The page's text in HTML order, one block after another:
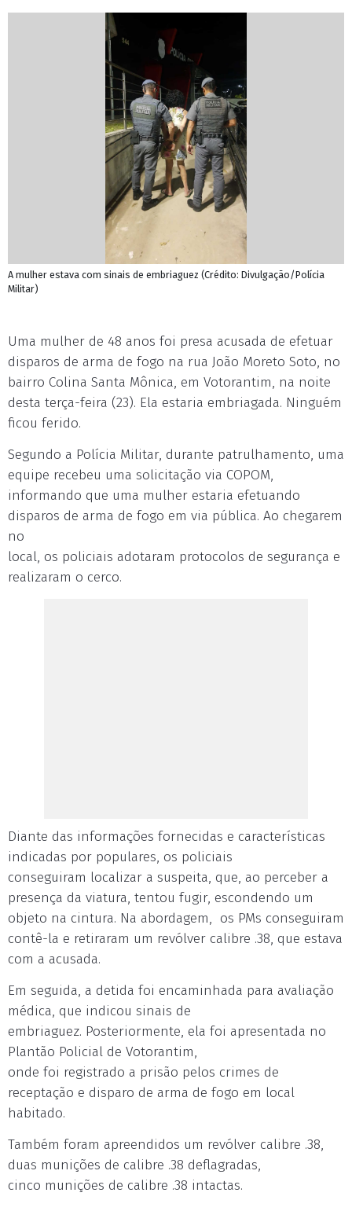
A mulher estava com sinais de embriaguez (Crédito: Divulgação/Polícia
Militar)
Uma mulher de 48 anos foi presa acusada de efetuar
disparos de arma de fogo na rua João Moreto Soto, no
bairro Colina Santa Mônica, em Votorantim, na noite
desta terça-feira (23). Ela estaria embriagada. Ninguém
ficou ferido.
Segundo a Polícia Militar, durante patrulhamento, uma
equipe recebeu uma solicitação via COPOM,
informando que uma mulher estaria efetuando
disparos de arma de fogo em via pública. Ao chegarem
no
local, os policiais adotaram protocolos de segurança e
realizaram o cerco.
Diante das informações fornecidas e características
indicadas por populares, os policiais
conseguiram localizar a suspeita, que, ao perceber a
presença da viatura, tentou fugir, escondendo um
objeto na cintura. Na abordagem, os PMs conseguiram
contê-la e retiraram um revólver calibre .38, que estava
com a acusada.
Em seguida, a detida foi encaminhada para avaliação
médica, que indicou sinais de
embriaguez. Posteriormente, ela foi apresentada no
Plantão Policial de Votorantim,
onde foi registrado a prisão pelos crimes de
receptação e disparo de arma de fogo em local
habitado.
Também foram apreendidos um revólver calibre .38,
duas munições de calibre .38 deflagradas,
cinco munições de calibre .38 intactas.